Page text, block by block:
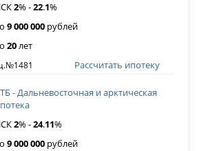
2% -22.1%
9 000 000 рублей
20лет
Рассчитать ипотеку
- Дальневосточная и арктическая
2% -24.11%
9 000 000 рублей